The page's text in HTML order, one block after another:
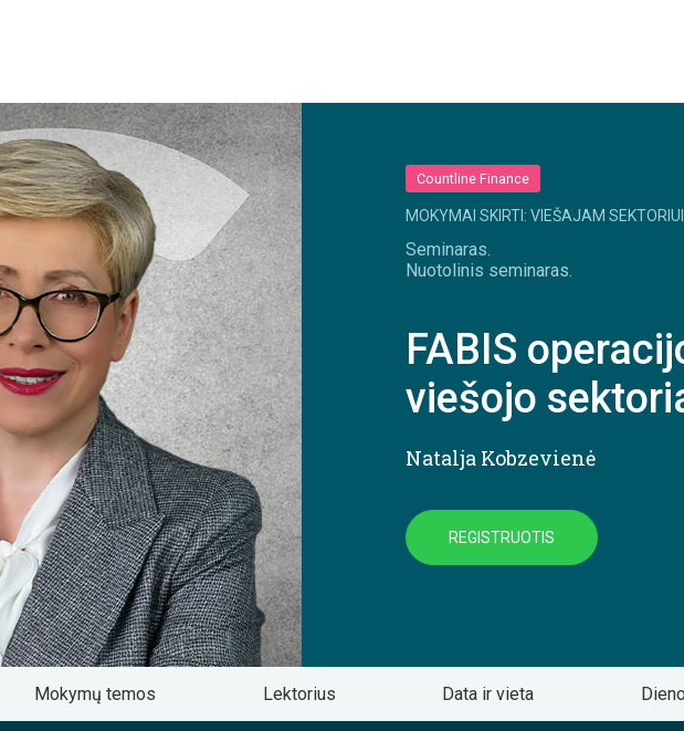
Countline Finance
MOKYMAI SKIRTI: VIEŠAJAM SEKTORIUI
Seminaras.
Nuotolinis seminaras.
FABIS
viešojo
Natalja Kobzevienė
REGISTRUOTIS
Mokymų temos Lektorius Data ir vieta